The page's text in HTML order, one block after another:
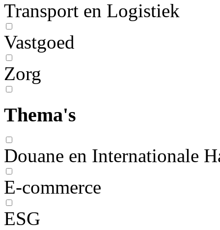
Transport en Logistiek
Vastgoed
Zorg
Thema's
Douane en Internationale
E-commerce
ESG